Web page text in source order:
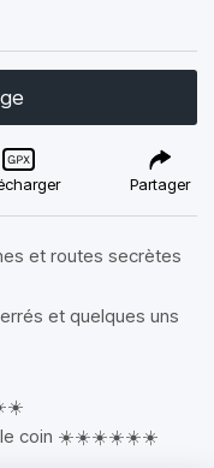
Partager
et routes secrètes
et quelques uns
le coin ☀️☀️☀️☀️☀️☀️